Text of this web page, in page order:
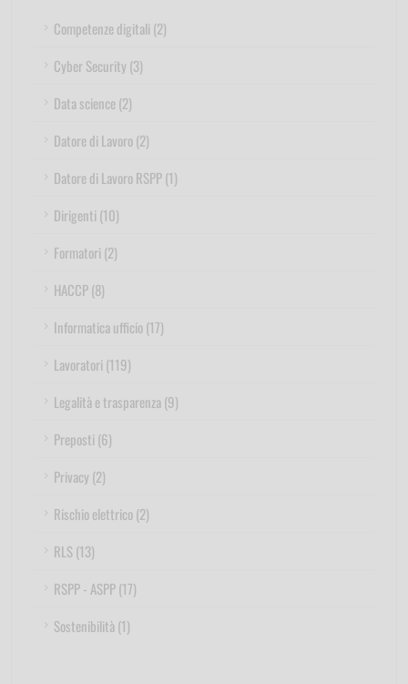
Competenze digitali (2)
Cyber Security (3)
Data science (2)
Datore di Lavoro (2)
Datore di Lavoro RSPP (1)
Dirigenti (10)
Formatori (2)
HACCP (8)
Informatica ufficio (17)
Lavoratori (119)
Legalità e trasparenza (9)
Preposti (6)
Privacy (2)
Rischio elettrico (2)
RLS (13)
RSPP - ASPP (17)
Sostenibilità (1)